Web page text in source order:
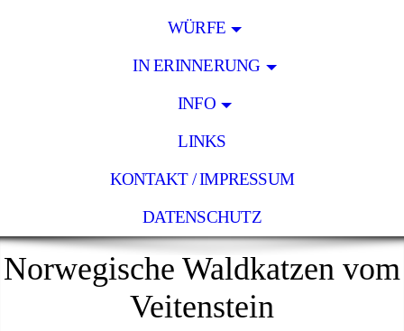
WÜRFE
IN ERINNERUNG
INFO
LINKS
KONTAKT / IMPRESSUM
DATENSCHUTZ
Norwegische Waldkatzen vom
Veitenstein